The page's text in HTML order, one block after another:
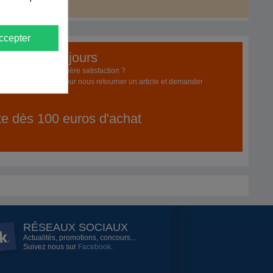
60 jours
apporte pas une entière satisfaction ?
jusqu'à 60 jours pour nous retourner un article et demander
dès 100 euros d'achat
RÉSEAUX SOCIAUX
Actualités, promotions, concours...
Suivez nous sur Facebook.